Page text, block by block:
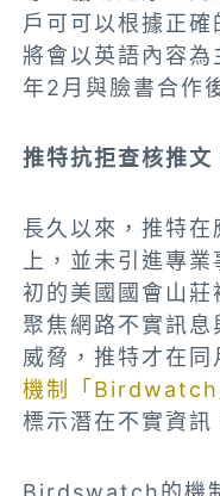
戶可可以根據正
將會以英語內容
年2月與臉書合作
推特抗拒查核推文
長久以來，推特
上，並未引進專
初的美國國會山
聚焦網路不實訊
威脅，推特才在
機制「Birdwatch
標示潛在不實資訊